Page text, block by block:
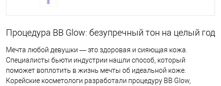
Процедура BB Glow: безупречный тон на целый год
Мечта любой девушки — это здоровая и сияющая кожа.
Специалисты бьюти индустрии нашли способ, который
поможет воплотить в жизнь мечты об идеальной коже.
Корейские косметологи разработали процедуру BB Glow,